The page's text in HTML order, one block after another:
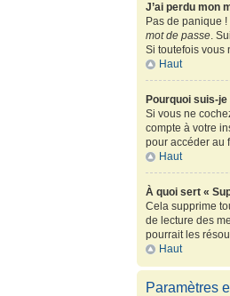
J’ai perdu mon
Pas de panique
mot de passe.
Si toutefois vous
Haut
Pourquoi suis-
Si vous ne
compte à votre
pour accéder au
Haut
À quoi sert «
Cela supprime
de lecture des
pourrait les
Haut
Paramètres